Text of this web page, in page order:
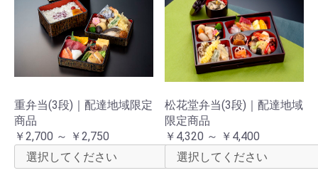
重弁当(3段)｜配達地域限定
商品
￥2,700 ～ ￥2,750
松花堂弁当(3段)｜配達地域
限定商品
￥4,320 ～ ￥4,400